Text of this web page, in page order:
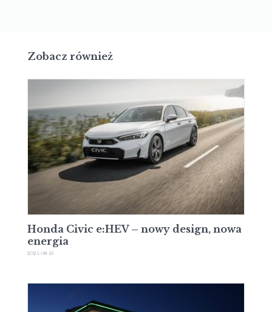
Zobacz również
Honda Civic e:HEV – nowy design, nowa
energia
2025-08-13